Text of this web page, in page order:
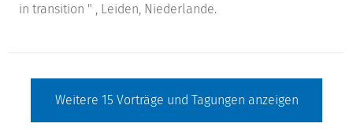
in transition " , Leiden, Niederlande.
Weitere 15 Vorträge und Tagungen anzeigen